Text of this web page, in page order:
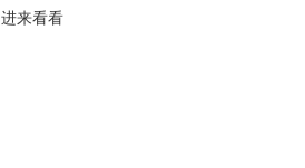
进来看看